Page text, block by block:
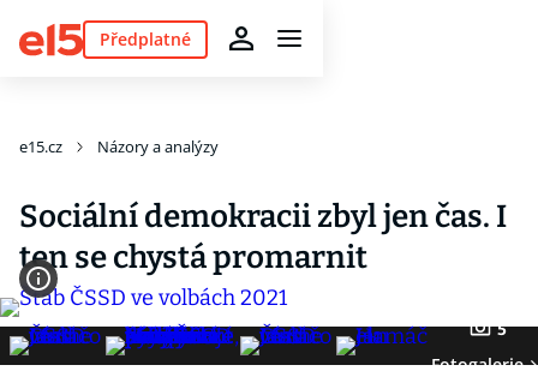
Předplatné
e15.cz Názory a analýzy
Sociální demokracii zbyl jen čas. I
ten se chystá promarnit
5
Fotogalerie